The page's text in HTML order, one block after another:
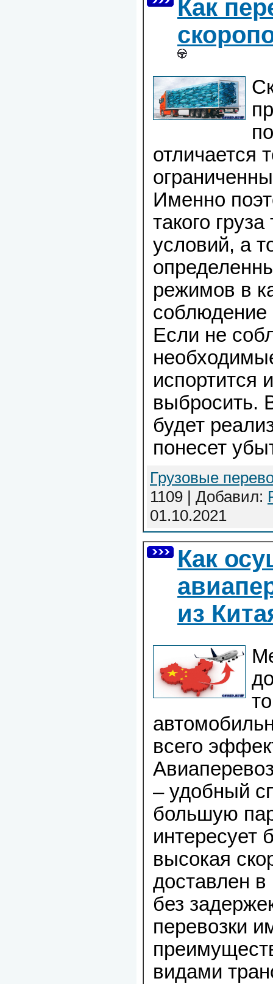
Как
отличается
Именно
такого
условий, а
режимов в
соблюдение
Если не
испортится
выбросить.
будет
понесет
Грузовые
1109 | Добавил:
01.10.2021
Как
из
всего
– удобный
большую
интересует
высокая
доставлен
без
перевозки
видами